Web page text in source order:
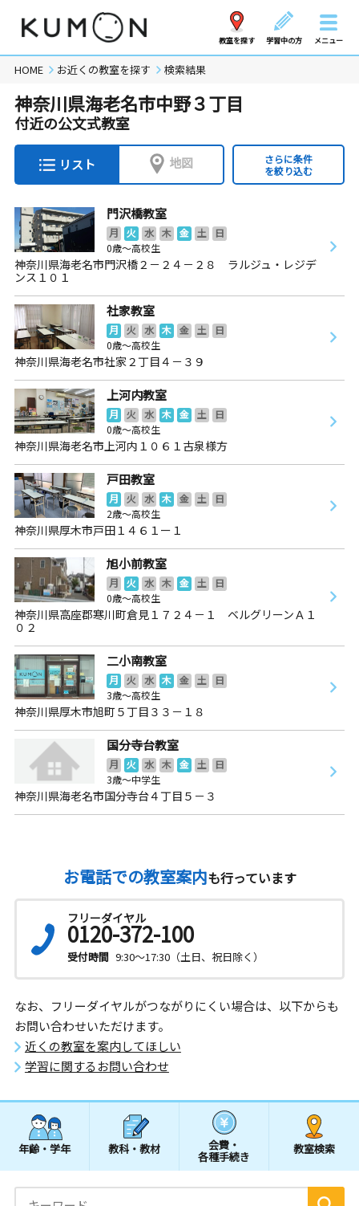
教室を探す 学習中の方 メニュー
HOME お近くの教室を探す 検索結果
神奈川県海老名市中野３丁目
付近の公文式教室
リスト 地図
さらに条件
を絞り込む
門沢橋教室
月 火 水 木 金 土
日
0歳～高校生
神奈川県海老名市門沢橋２－２４－２８ ラルジュ・レジデ
ンス１０１
社家教室
月 火 水 木 金 土
日
0歳～高校生
神奈川県海老名市社家２丁目４－３９
上河内教室
月 火 水 木 金 土
日
0歳～高校生
神奈川県海老名市上河内１０６１古泉様方
戸田教室
月 火 水 木 金 土
日
2歳～高校生
神奈川県厚木市戸田１４６１ー１
旭小前教室
月 火 水 木 金 土
日
0歳～高校生
神奈川県高座郡寒川町倉見１７２４－１ ベルグリーンＡ１
０２
二小南教室
月 火 水 木 金 土
日
3歳～高校生
神奈川県厚木市旭町５丁目３３－１８
国分寺台教室
月 火 水 木 金 土
日
3歳～中学生
神奈川県海老名市国分寺台４丁目５－３
お電話での教室案内も行っています
フリーダイヤル
0120-372-100
受付時間 9:30～17:30（土日、祝日除く）
なお、フリーダイヤルがつながりにくい場合は、以下からも
お問い合わせいただけます。
近くの教室を案内してほしい
学習に関するお問い合わせ
年齢・学年 教科・教材 会費・
各種手続き
教室検索